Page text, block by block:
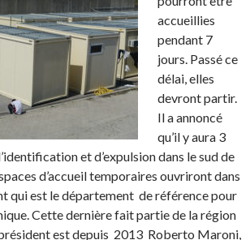
accueillies
pendant 7
jours. Passé ce
délai, elles
devront partir.
Il a annoncé
qu’il y aura 3
et d’expulsion dans le sud de
d’accueil temporaires ouvriront dans
qui est le département de référence pour
Cette dernière fait partie de la région
est depuis 2013 Roberto Maroni,